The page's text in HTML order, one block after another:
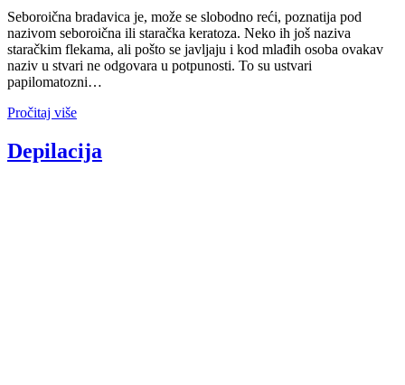
Seboroična bradavica je, može se slobodno reći, poznatija pod
nazivom seboroična ili staračka keratoza. Neko ih još naziva
staračkim flekama, ali pošto se javljaju i kod mlađih osoba ovakav
naziv u stvari ne odgovara u potpunosti. To su ustvari
papilomatozni…
Pročitaj više
Depilacija